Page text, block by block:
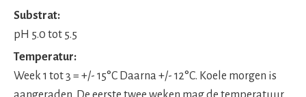
Substrat:
pH 5.0 tot 5.5
Temperatur:
Week 1 tot 3 = +/- 15°C Daarna +/- 12°C. Koele morgen is